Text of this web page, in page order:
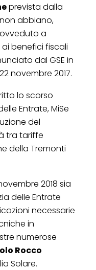
prevista dalla
abbiano,
a
benefici fiscali
dal GSE in
novembre 2017.
lo scorso
Entrate, MiSe
del
tra tariffe
della Tremonti
2018 sia
delle Entrate
necessarie
in
numerose
Rocco
Solare.